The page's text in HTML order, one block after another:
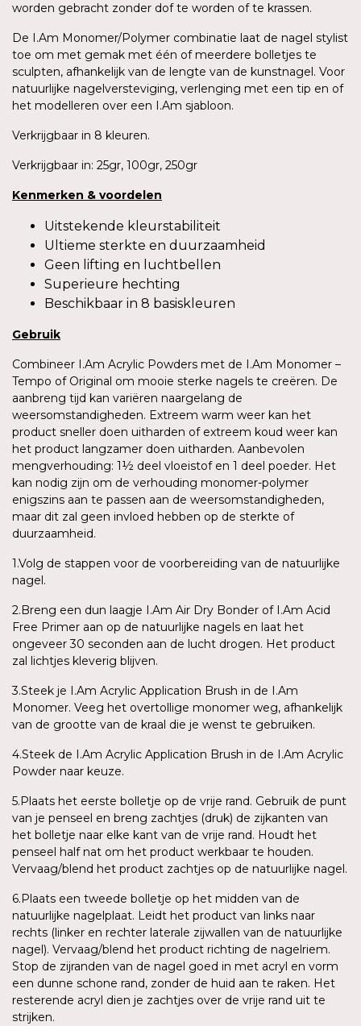
worden gebracht zonder dof te worden of te krassen.
De I.Am Monomer/Polymer combinatie laat de nagel stylist
toe om met gemak met één of meerdere bolletjes te
sculpten, afhankelijk van de lengte van de kunstnagel. Voor
natuurlijke nagelversteviging, verlenging met een tip en of
het modelleren over een I.Am sjabloon.
Verkrijgbaar in 8 kleuren.
Verkrijgbaar in: 25gr, 100gr, 250gr
Kenmerken & voordelen
Uitstekende kleurstabiliteit
Ultieme sterkte en duurzaamheid
Geen lifting en luchtbellen
Superieure hechting
Beschikbaar in 8 basiskleuren
Gebruik
Combineer I.Am Acrylic Powders met de I.Am Monomer –
Tempo of Original om mooie sterke nagels te creëren. De
aanbreng tijd kan variëren naargelang de
weersomstandigheden. Extreem warm weer kan het
product sneller doen uitharden of extreem koud weer kan
het product langzamer doen uitharden. Aanbevolen
mengverhouding: 1½ deel vloeistof en 1 deel poeder. Het
kan nodig zijn om de verhouding monomer-polymer
enigszins aan te passen aan de weersomstandigheden,
maar dit zal geen invloed hebben op de sterkte of
duurzaamheid.
1.Volg de stappen voor de voorbereiding van de natuurlijke
nagel.
2.Breng een dun laagje I.Am Air Dry Bonder of I.Am Acid
Free Primer aan op de natuurlijke nagels en laat het
ongeveer 30 seconden aan de lucht drogen. Het product
zal lichtjes kleverig blijven.
3.Steek je I.Am Acrylic Application Brush in de I.Am
Monomer. Veeg het overtollige monomer weg, afhankelijk
van de grootte van de kraal die je wenst te gebruiken.
4.Steek de I.Am Acrylic Application Brush in de I.Am Acrylic
Powder naar keuze.
5.Plaats het eerste bolletje op de vrije rand. Gebruik de punt
van je penseel en breng zachtjes (druk) de zijkanten van
het bolletje naar elke kant van de vrije rand. Houdt het
penseel half nat om het product werkbaar te houden.
Vervaag/blend het product zachtjes op de natuurlijke nagel.
6.Plaats een tweede bolletje op het midden van de
natuurlijke nagelplaat. Leidt het product van links naar
rechts (linker en rechter laterale zijwallen van de natuurlijke
nagel). Vervaag/blend het product richting de nagelriem.
Stop de zijranden van de nagel goed in met acryl en vorm
een dunne schone rand, zonder de huid aan te raken. Het
resterende acryl dien je zachtjes over de vrije rand uit te
strijken.